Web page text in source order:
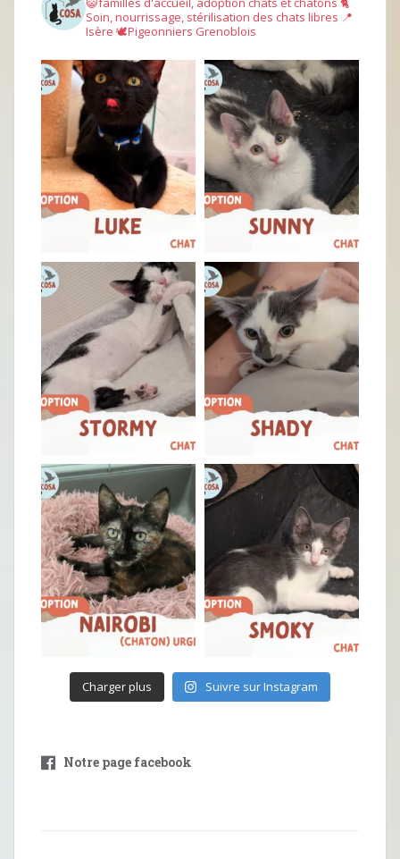
Soin, nourrissage, stérilisation des chats libres 📍
Isère 🕊︎Pigeonniers Grenoblois
Charger plus Suivre sur Instagram
Notre page facebook